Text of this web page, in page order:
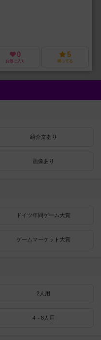
0
お気に入り
5
持ってる
紹介文あり
画像あり
ドイツ年間ゲーム大賞
ゲームマーケット大賞
2人用
4～8人用